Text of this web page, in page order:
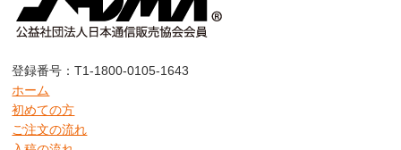
登録番号：T1-1800-0105-1643
ホーム
初めての方
ご注文の流れ